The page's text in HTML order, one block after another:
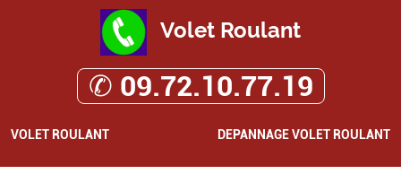
Volet Roulant
✆ 09.72.10.77.19
VOLET ROULANT DEPANNAGE VOLET ROULANT